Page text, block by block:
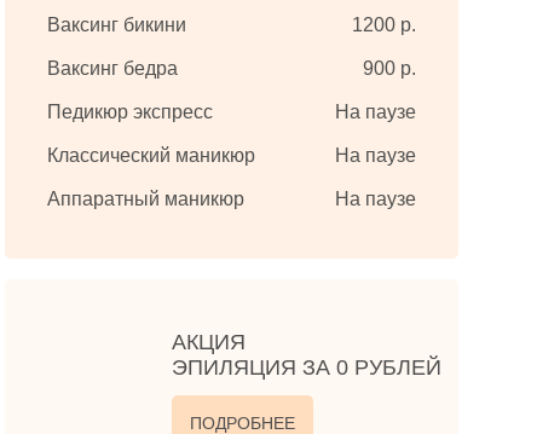
Ваксинг бикини 1200 р.
Ваксинг бедра 900 р.
Педикюр экспресс На паузе
Классический маникюр На паузе
Аппаратный маникюр На паузе
АКЦИЯ
ЭПИЛЯЦИЯ ЗА 0 РУБЛЕЙ
ПОДРОБНЕЕ